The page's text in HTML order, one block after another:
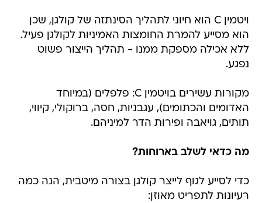
ויטמין C הוא חיוני לתהליך הסינתזה של קולגן, שכן
הוא מסייע להמרת החומצות האמיניות לקולגן פעיל.
ללא אכילה מספקת ממנו - תהליך הייצור פשוט
נפגע.
מקורות עשירים בויטמין C: פלפלים (במיוחד
האדומים והכתומים), עגבניות, חסה, ברוקולי, קיווי,
תותים, גויאבה ופירות הדר למיניהם.
מה כדאי לשלב בארוחות?
כדי לסייע לגוף לייצר קולגן בצורה מיטבית, הנה כמה
רעיונות לתפריט מאוזן: